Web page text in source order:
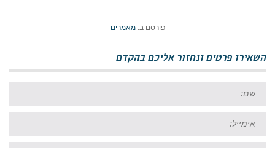
פורסם ב:מאמרים
השאירו פרטים ונחזור אליכם בהקדם